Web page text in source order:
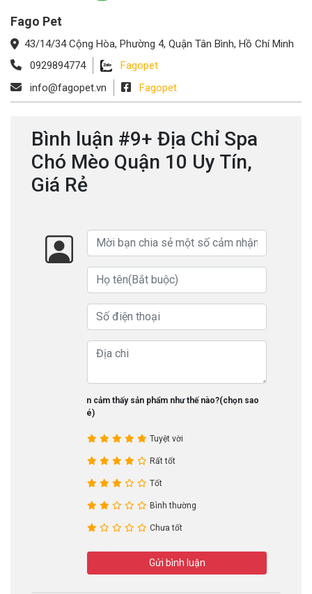
Fago Pet
43/14/34 Cộng Hòa, Phường 4, Quận Tân Bình, Hồ Chí Minh
0929894774
Fagopet
info@fagopet.vn
Fagopet
Bình luận #9+ Địa Chỉ Spa
Chó Mèo Quận 10 Uy Tín,
Giá Rẻ
Bạn cảm thấy sản phẩm như thế nào?(chọn sao
nhé)
Tuyệt vời
Rất tốt
Tốt
Bình thường
Chưa tốt
Gửi bình luận